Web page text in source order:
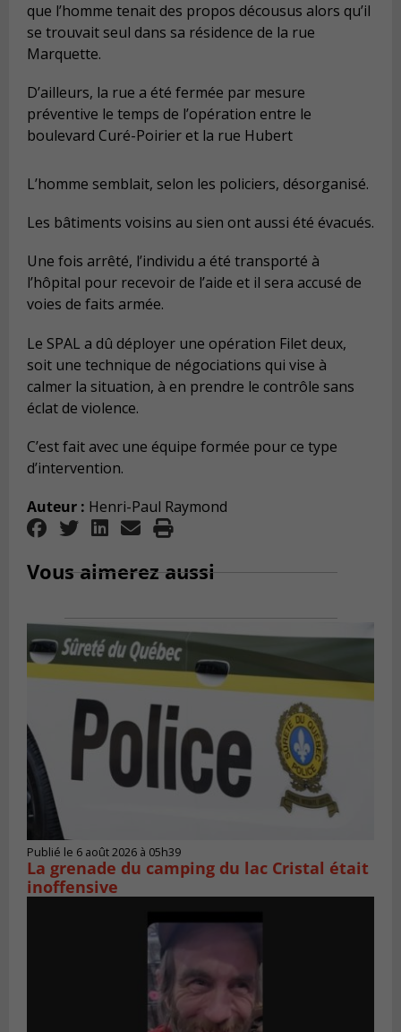
que l’homme tenait des propos décousus alors qu’il
se trouvait seul dans sa résidence de la rue
Marquette.
D’ailleurs, la rue a été fermée par mesure
préventive le temps de l’opération entre le
boulevard Curé-Poirier et la rue Hubert
L’homme semblait, selon les policiers, désorganisé.
Les bâtiments voisins au sien ont aussi été évacués.
Une fois arrêté, l’individu a été transporté à
l’hôpital pour recevoir de l’aide et il sera accusé de
voies de faits armée.
Le SPAL a dû déployer une opération Filet deux,
soit une technique de négociations qui vise à
calmer la situation, à en prendre le contrôle sans
éclat de violence.
C’est fait avec une équipe formée pour ce type
d’intervention.
Auteur : Henri-Paul Raymond
Vous aimerez aussi
Publié le 6 août 2026 à 05h39
La grenade du camping du lac Cristal était
inoffensive